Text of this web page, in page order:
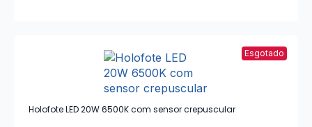
Esgotado
Holofote LED 20W 6500K com sensor crepuscular